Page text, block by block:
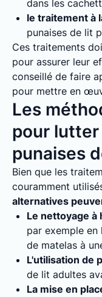
dans les
le traitement à
punaises de lit
Ces traitements
pour assurer leur
conseillé de faire
pour mettre en
Les
pour
punaises
Bien que les
couramment
alternatives
Le nettoyage
par exemple
de matelas à
L'utilisation de
de lit adultes
La mise en